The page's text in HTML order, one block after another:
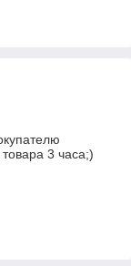
3 часа;)